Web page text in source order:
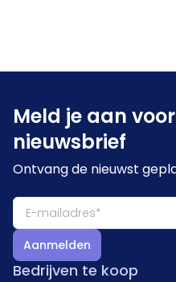
Meld je aan
nieuwsbrief
Ontvang de nieuwst
Aanmelden
Bedrijven te koop